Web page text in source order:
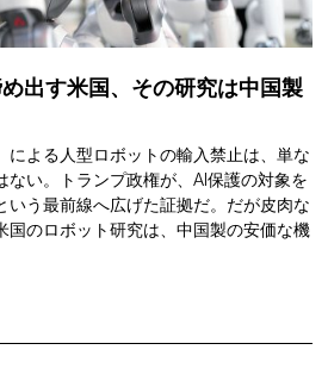
出す米国、その研究は中国製
による人型ロボットの輸入禁止は、単な
ない。トランプ政権が、AI保護の対象を
いう最前線へ広げた証拠だ。だが皮肉な
国のロボット研究は、中国製の安価な機